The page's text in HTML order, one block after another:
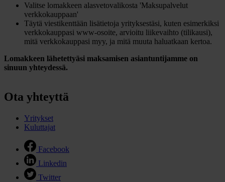
Valitse lomakkeen alasvetovalikosta 'Maksupalvelut
verkkokauppaan'
Täytä viestikenttään lisätietoja yrityksestäsi, kuten esimerkiksi
verkkokauppasi www-osoite, arvioitu liikevaihto (tilikausi),
mitä verkkokauppasi myy, ja mitä muuta haluatkaan kertoa.
Lomakkeen lähetettyäsi maksamisen asiantuntijamme on
sinuun yhteydessä.
Ota yhteyttä
Yritykset
Kuluttajat
Facebook
Linkedin
Twitter